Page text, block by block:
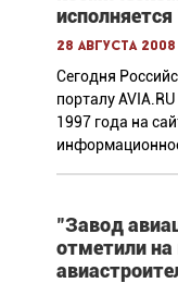
исполняется
28 августа 2008
Сегодня
порталу
1997 года на
"Завод
отметили